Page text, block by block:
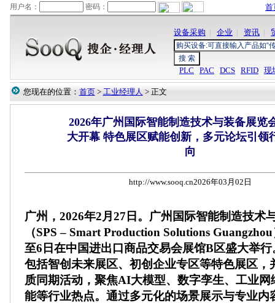
首
设备采购 | 企业 | 资讯 |
PLC PAC DCS RFID 现
您现在的位置： 首页> 工业经理人 > 正文
2026年广州国际智能制造技术与装备展览
大开幕 特色展区赋能创新，多元论坛引领
向
http://www.sooq.cn2026年03月02日
广州，2026年2月27日。广州国际智能制造技术
（SPS – Smart Production Solutions
至6日在中国进出口商品交易会展馆B区盛大举
包括智创未来展区、初创企业专区等特色展区，
质同期活动，聚焦AI大模型、数字孪生、工业网
能等行业热点。通过多元化的场景展示与专业内